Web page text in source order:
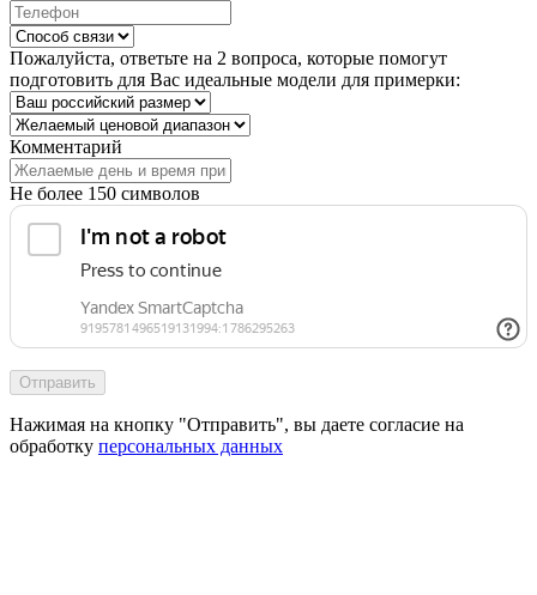
Пожалуйста, ответьте на 2 вопроса, которые помогут
подготовить для Вас идеальные модели для примерки:
Комментарий
Не более 150 символов
Отправить
Нажимая на кнопку "Отправить", вы даете согласие на
обработку персональных данных